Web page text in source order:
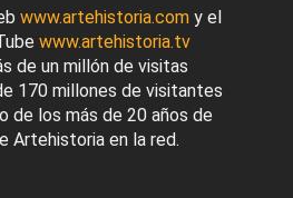
www.artehistoria.com y el
www.artehistoria.tv
de un millón de visitas
170 millones de visitantes
de los más de 20 años de
Artehistoria en la red.